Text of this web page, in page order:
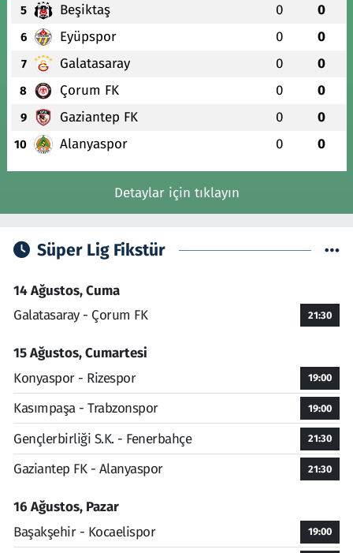
5 Beşiktaş 0 0
6 Eyüpspor 0 0
7 Galatasaray 0 0
8 Çorum FK 0 0
9 Gaziantep FK 0 0
10 Alanyaspor 0 0
Detaylar için tıklayın
Süper Lig Fikstür
14 Ağustos, Cuma
Galatasaray - Çorum FK
21:30
15 Ağustos, Cumartesi
Konyaspor - Rizespor
19:00
Kasımpaşa - Trabzonspor 19:00
Gençlerbirliği S.K. - Fenerbahçe 21:30
Gaziantep FK - Alanyaspor 21:30
16 Ağustos, Pazar
Başakşehir - Kocaelispor
19:00